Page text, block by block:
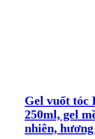
Gel vuốt tóc
250ml, gel
nhiên,